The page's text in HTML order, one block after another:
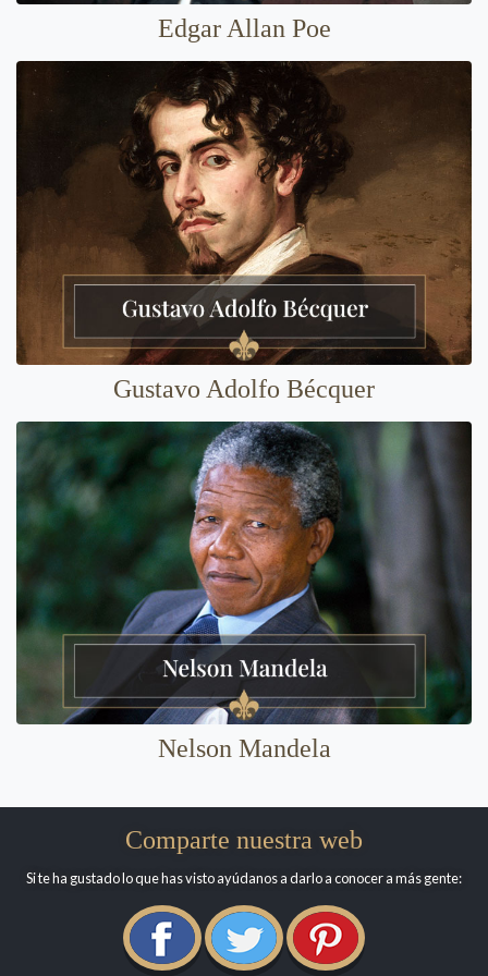
Edgar Allan Poe
Gustavo Adolfo Bécquer
Nelson Mandela
Comparte nuestra web
Si te ha gustado lo que has visto ayúdanos a darlo a conocer a más gente: